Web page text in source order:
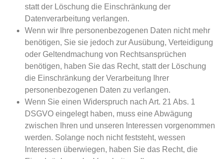
statt der Löschung die Einschränkung der
Datenverarbeitung verlangen.
Wenn wir Ihre personenbezogenen Daten nicht mehr
benötigen, Sie sie jedoch zur Ausübung, Verteidigung
oder Geltendmachung von Rechtsansprüchen
benötigen, haben Sie das Recht, statt der Löschung
die Einschränkung der Verarbeitung Ihrer
personenbezogenen Daten zu verlangen.
Wenn Sie einen Widerspruch nach Art. 21 Abs. 1
DSGVO eingelegt haben, muss eine Abwägung
zwischen Ihren und unseren Interessen vorgenommen
werden. Solange noch nicht feststeht, wessen
Interessen überwiegen, haben Sie das Recht, die